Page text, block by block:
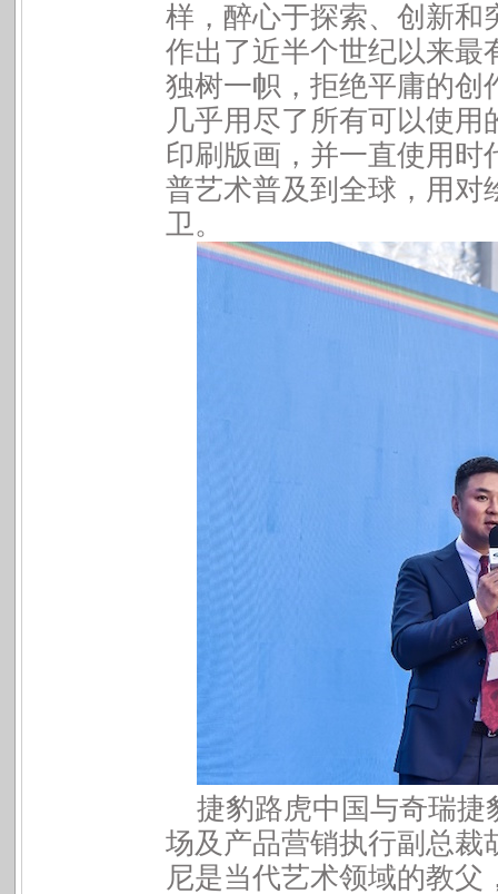
样，醉心于探索、创新和
作出了近半个世纪以来最
独树一帜，拒绝平庸的创
几乎用尽了所有可以使
印刷版画，并一直使用时
普艺术普及到全球，用对
卫。
捷豹路虎中国与奇瑞
场及产品营销执行副总裁
尼是当代艺术领域的教